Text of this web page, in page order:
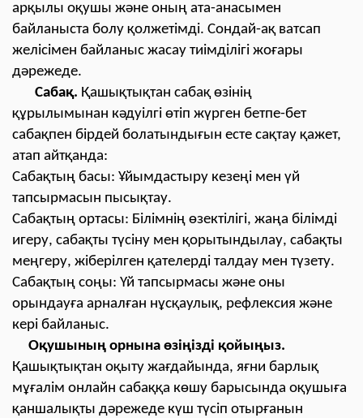
арқылы оқушы және оның ата-анасымен
байланыста болу қолжетімді. Сондай-ақ ватсап
желісімен байланыс жасау тиімділігі жоғары
дәрежеде.
Сабақ. Қашықтықтан сабақ өзінің
құрылымынан кәдуілгі өтіп жүрген бетпе-бет
сабақпен бірдей болатындығын есте сақтау қажет,
атап айтқанда:
Cабақтың басы: Ұйымдастыру кезеңі мен үй
тапсырмасын пысықтау.
Сабақтың ортасы: Білімнің өзектілігі, жаңа білімді
игеру, сабақты түсіну мен қорытындылау, сабақты
меңгеру, жіберілген қателерді талдау мен түзету.
Сабақтың соңы: Үй тапсырмасы және оны
орындауға арналған нұсқаулық, рефлексия және
кері байланыс.
Оқушының орнына өзіңізді қойыңыз.
Қашықтықтан оқыту жағдайында, яғни барлық
мұғалім онлайн сабаққа көшу барысында оқушыға
қаншалықты дәрежеде күш түсіп отырғанын